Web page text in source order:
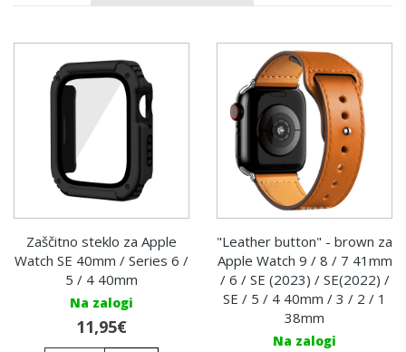
Zaščitno steklo za Apple
Watch SE 40mm / Series 6 /
5 / 4 40mm
Na zalogi
11,95€
"Leather button" - brown za
Apple Watch 9 / 8 / 7 41mm
/ 6 / SE (2023) / SE(2022) /
SE / 5 / 4 40mm / 3 / 2 / 1
38mm
Na zalogi